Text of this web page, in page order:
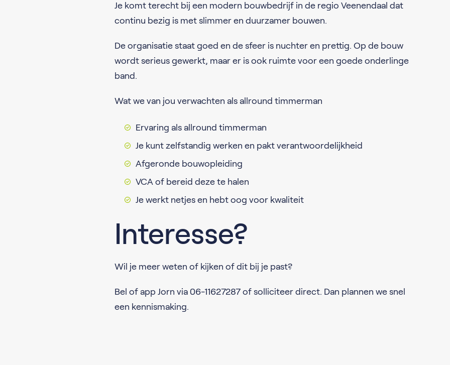
Je komt terecht bij een modern bouwbedrijf in de regio Veenendaal dat
continu bezig is met slimmer en duurzamer bouwen.
De organisatie staat goed en de sfeer is nuchter en prettig. Op de bouw
wordt serieus gewerkt, maar er is ook ruimte voor een goede onderlinge
band.
Wat we van jou verwachten als allround timmerman
Ervaring als allround timmerman
Je kunt zelfstandig werken en pakt verantwoordelijkheid
Afgeronde bouwopleiding
VCA of bereid deze te halen
Je werkt netjes en hebt oog voor kwaliteit
Interesse?
Wil je meer weten of kijken of dit bij je past?
Bel of app Jorn via 06-11627287 of solliciteer direct. Dan plannen we snel
een kennismaking.